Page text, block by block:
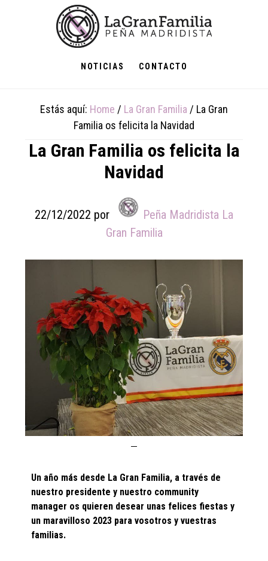
NOTICIAS CONTACTO
Estás aquí: Home / La Gran Familia / La Gran
Familia os felicita la Navidad
La Gran Familia os felicita la
Navidad
22/12/2022 por
Peña Madridista La
Gran Familia
Un año más desde La Gran Familia, a través de
nuestro presidente y nuestro community
manager os quieren desear unas felices fiestas y
un maravilloso 2023 para vosotros y vuestras
familias.